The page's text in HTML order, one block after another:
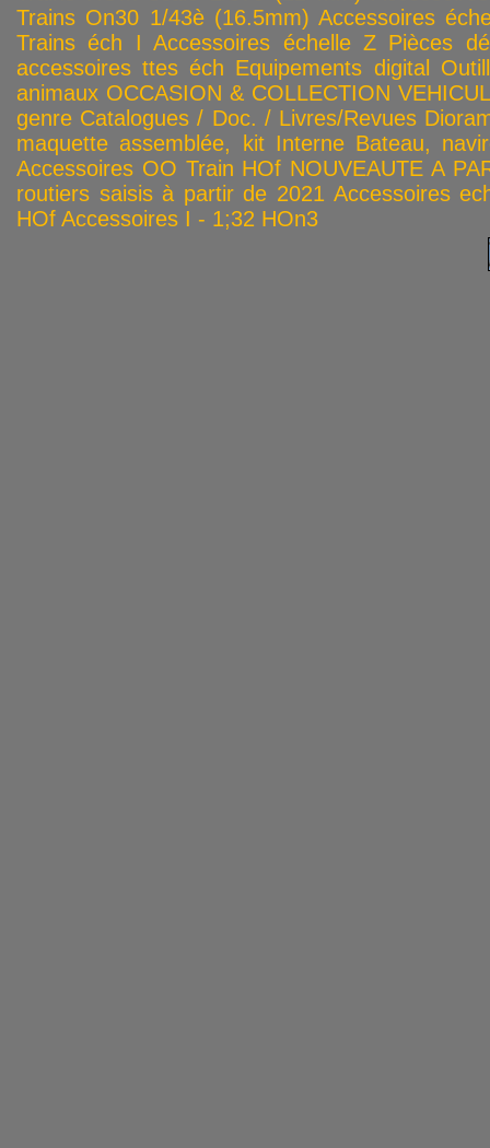
Trains On30 1/43è (16.5mm) Accessoires
Trains éch I Accessoires échelle Z Pièces
accessoires ttes éch Equipements digital
animaux OCCASION & COLLECTION
genre Catalogues / Doc. / Livres/Revues
maquette assemblée, kit Interne Bateau,
Accessoires OO Train HOf NOUVEAUTE A
routiers saisis à partir de 2021 Accessoires
HOf Accessoires I - 1;32 HOn3